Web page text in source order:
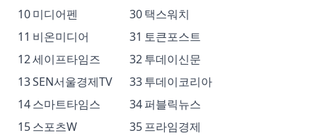
10미디어펜 30택스워치
11 비온미디어 31 토큰포스트
12세이프타임즈 32투데이신문
13SEN서울경제TV 33투데이코리아
14스마트타임스 34퍼블릭뉴스
15스포츠W 35프라임경제